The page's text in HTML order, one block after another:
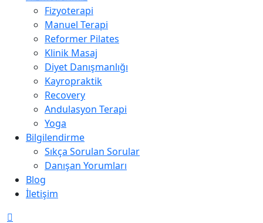
Fizyoterapi
Manuel Terapi
Reformer Pilates
Klinik Masaj
Diyet Danışmanlığı
Kayropraktik
Recovery
Andulasyon Terapi
Yoga
Bilgilendirme
Sıkça Sorulan Sorular
Danışan Yorumları
Blog
İletişim